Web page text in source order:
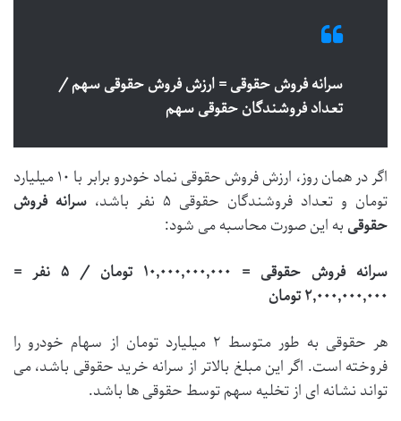
سرانه فروش حقوقی = ارزش فروش حقوقی سهم /
تعداد فروشندگان حقوقی سهم
اگر در همان روز، ارزش فروش حقوقی نماد خودرو برابر با ۱۰ میلیارد
تومان و تعداد فروشندگان حقوقی ۵ نفر باشد،
سرانه فروش
حقوقی به این صورت محاسبه می شود:
سرانه فروش حقوقی = ۱۰,۰۰۰,۰۰۰,۰۰۰ تومان / ۵ نفر =
۲,۰۰۰,۰۰۰,۰۰۰ تومان
هر حقوقی به طور متوسط ۲ میلیارد تومان از سهام خودرو را
فروخته است. اگر این مبلغ بالاتر از سرانه خرید حقوقی باشد، می
تواند نشانه ای از تخلیه سهم توسط حقوقی ها باشد.